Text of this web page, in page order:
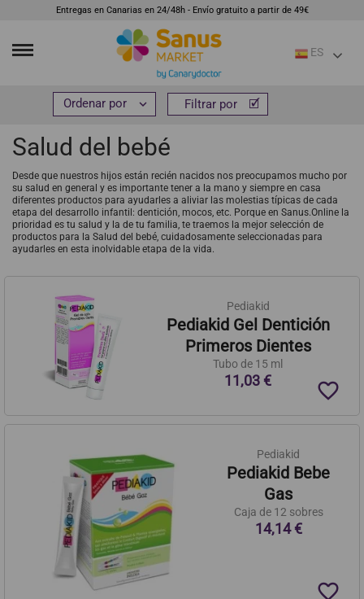
Entregas en Canarias en 24/48h - Envío gratuito a partir de 49€
ES
Infantil Salud del bebé
Salud del bebé
Desde que nuestros hijos están recién nacidos nos preocupamos mucho por
su salud en general y es importante tener a la mano y siempre en casa
diferentes productos para ayudarles a aliviar las molestias típicas de cada
etapa del desarrollo infantil: dentición, mocos, etc. Porque en Sanus.Online la
prioridad es tu salud y la de tu familia, te traemos la mejor selección de
productos para la Salud del bebé, cuidadosamente seleccionadas para
ayudarles en esta inolvidable etapa de la vida.
 Filtrar por
Pediakid
Pediakid Gel Dentición
Primeros Dientes
Tubo de 15 ml
11,03 € favorite_border
Pediakid
Pediakid Bebe
Gas
Caja de 12 sobres
14,14 €
favorite_border
 Filtrar por